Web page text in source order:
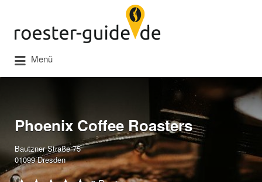
Menü
Phoenix Coffee Roasters
Bautzner Straße 75
01099 Dresden